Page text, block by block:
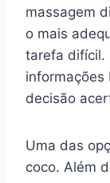
massagem
o mais
tarefa difícil.
informações
decisão
Uma das
coco. Além